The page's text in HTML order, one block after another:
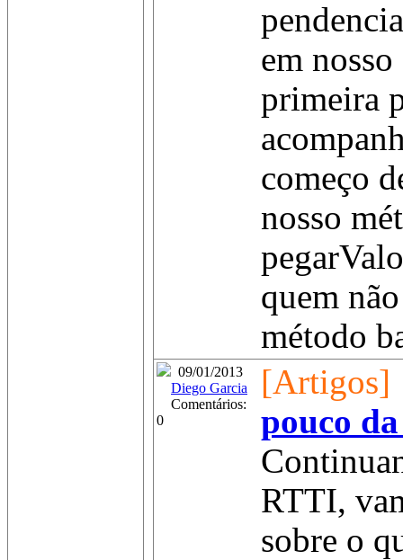
em nosso
primeira
começo
nosso
quem
método
09/01/2013
Diego Garcia
Comentários:
0
[Artigos]
pouco
RTTI,
sobre o